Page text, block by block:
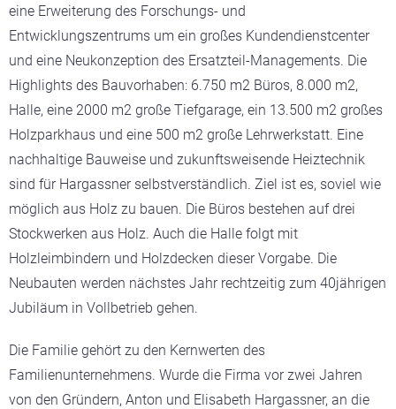
eine Erweiterung des Forschungs- und
Entwicklungszentrums um ein großes Kundendienstcenter
und eine Neukonzeption des Ersatzteil-Managements. Die
Highlights des Bauvorhaben: 6.750 m2 Büros, 8.000 m2,
Halle, eine 2000 m2 große Tiefgarage, ein 13.500 m2 großes
Holzparkhaus und eine 500 m2 große Lehrwerkstatt. Eine
nachhaltige Bauweise und zukunftsweisende Heiztechnik
sind für Hargassner selbstverständlich. Ziel ist es, soviel wie
möglich aus Holz zu bauen. Die Büros bestehen auf drei
Stockwerken aus Holz. Auch die Halle folgt mit
Holzleimbindern und Holzdecken dieser Vorgabe. Die
Neubauten werden nächstes Jahr rechtzeitig zum 40jährigen
Jubiläum in Vollbetrieb gehen.
Die Familie gehört zu den Kernwerten des
Familienunternehmens. Wurde die Firma vor zwei Jahren
von den Gründern, Anton und Elisabeth Hargassner, an die